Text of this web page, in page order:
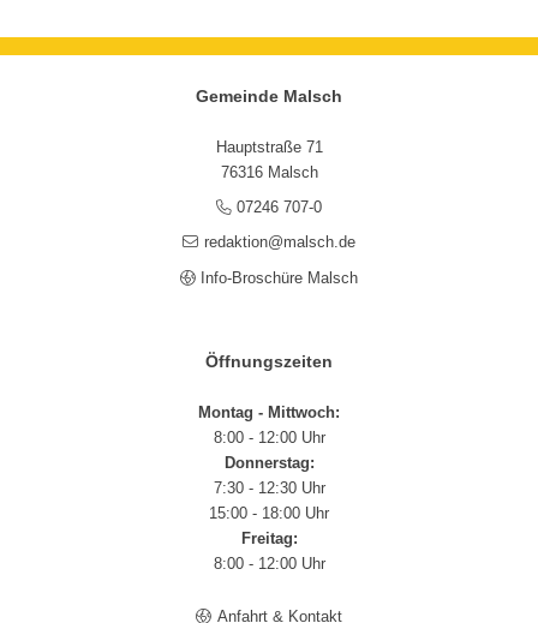
Gemeinde Malsch
Hauptstraße 71
76316 Malsch
07246 707-0
redaktion@malsch.de
Info-Broschüre Malsch
Öffnungszeiten
Montag - Mittwoch:
8:00 - 12:00 Uhr
Donnerstag:
7:30 - 12:30 Uhr
15:00 - 18:00 Uhr
Freitag:
8:00 - 12:00 Uhr
Anfahrt & Kontakt